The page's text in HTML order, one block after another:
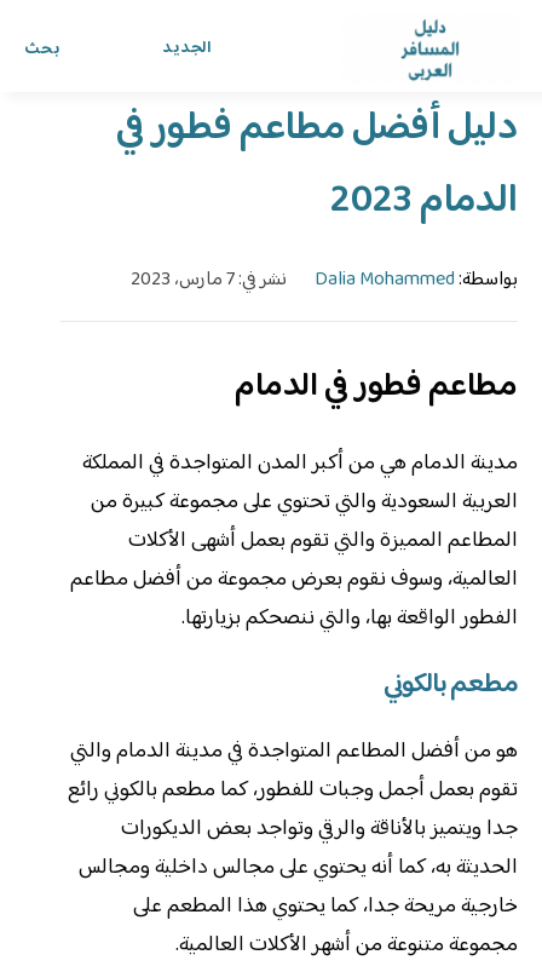
بحث الجديد
دليل المسافر العربي ›الدليل›
دليل أفضل مطاعم فطور في
الدمام 2023
بواسطة:Dalia Mohammed نشر في: 7 مارس، 2023
مطاعم فطور في الدمام
مدينة الدمام هي من أكبر المدن المتواجدة في المملكة
العربية السعودية والتي تحتوي على مجموعة كبيرة من
المطاعم المميزة والتي تقوم بعمل أشهى الأكلات
العالمية، وسوف نقوم بعرض مجموعة من أفضل مطاعم
الفطور الواقعة بها، والتي ننصحكم بزيارتها.
مطعم بالكوني
هو من أفضل المطاعم المتواجدة في مدينة الدمام والتي
تقوم بعمل أجمل وجبات للفطور، كما مطعم بالكوني رائع
جدا ويتميز بالأناقة والرقي وتواجد بعض الديكورات
الحديثة به، كما أنه يحتوي على مجالس داخلية ومجالس
خارجية مريحة جدا، كما يحتوي هذا المطعم على
مجموعة متنوعة من أشهر الأكلات العالمية.